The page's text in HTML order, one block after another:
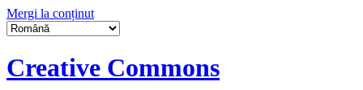
Mergi la conținut
Creative Commons